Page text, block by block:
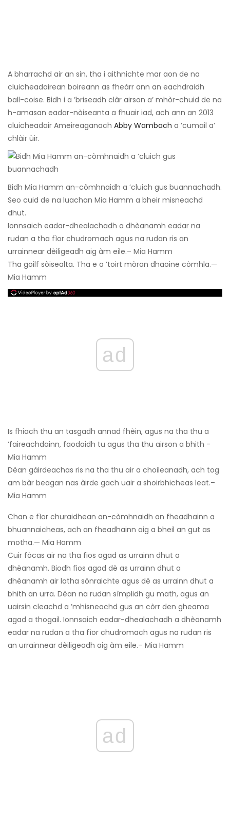
A bharrachd air an sin, tha i aithnichte mar aon de na
cluicheadairean boireann as fheàrr ann an eachdraidh
ball-coise. Bidh i a ’briseadh clàr airson a’ mhòr-chuid de na
h-amasan eadar-nàiseanta a fhuair iad, ach ann an 2013
cluicheadair Ameireaganach Abby Wambach a ’cumail a’
chlàir ùir.
Bidh Mia Hamm an-còmhnaidh a ’cluich gus buannachadh.
Seo cuid de na luachan Mia Hamm a bheir misneachd
dhut.
Ionnsaich eadar-dhealachadh a dhèanamh eadar na
rudan a tha fìor chudromach agus na rudan ris an
urrainnear dèiligeadh aig àm eile.– Mia Hamm
Tha goilf sòisealta. Tha e a ’toirt mòran dhaoine còmhla.—
Mia Hamm
ad
Is fhiach thu an tasgadh annad fhèin, agus na tha thu a
’faireachdainn, faodaidh tu agus tha thu airson a bhith -
Mia Hamm
Dèan gàirdeachas ris na tha thu air a choileanadh, ach tog
am bàr beagan nas àirde gach uair a shoirbhicheas leat.–
Mia Hamm
Chan e fìor churaidhean an-còmhnaidh an fheadhainn a
bhuannaicheas, ach an fheadhainn aig a bheil an gut as
motha.— Mia Hamm
Cuir fòcas air na tha fios agad as urrainn dhut a
dhèanamh. Biodh fios agad dè as urrainn dhut a
dhèanamh air latha sònraichte agus dè as urrainn dhut a
bhith an urra. Dèan na rudan sìmplidh gu math, agus an
uairsin cleachd a ’mhisneachd gus an còrr den gheama
agad a thogail. Ionnsaich eadar-dhealachadh a dhèanamh
eadar na rudan a tha fìor chudromach agus na rudan ris
an urrainnear dèiligeadh aig àm eile.– Mia Hamm
ad